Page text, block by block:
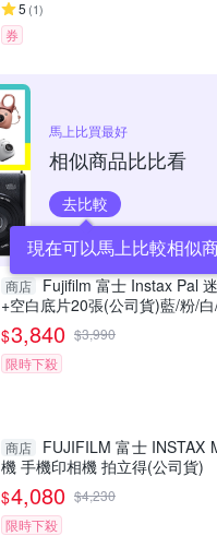
5 (1)
券
馬上比買最好
相似商品比比看
去比較
現在可以馬上比較相似
商店
Fujifilm 富士 Instax Pal
+空白底片20張(公司貨)藍/粉/
$3,840 $3,990
限時下殺
商店
FUJIFILM 富士 INSTAX
機 手機印相機 拍立得(公司貨)
$4,080 $4,230
限時下殺